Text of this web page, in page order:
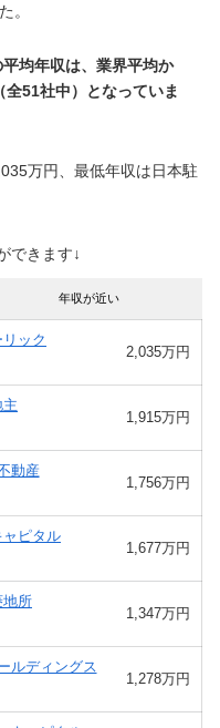
。
均年収は、業界平均か
51社中）となっていま
万円、最低年収は日本駐
できます↓
年収が近い
リック
2,035万円
主
1,915万円
動産
1,756万円
ャピタル
1,677万円
地所
1,347万円
ルディングス
1,278万円